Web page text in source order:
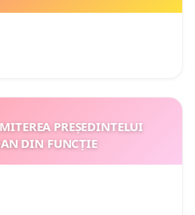
PREȘEDINTELUI
DIN FUNCȚIE